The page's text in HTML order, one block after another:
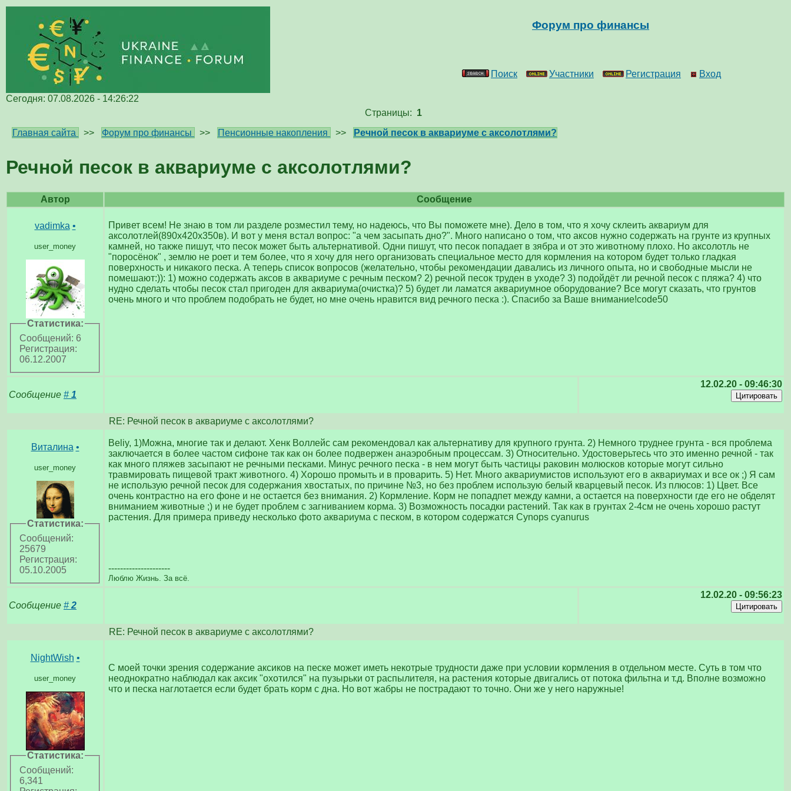
Форум про финансы
Поиск Участники Регистрация Вход
Сегодня: 07.08.2026 - 14:26:22
Страницы: 1
Главная сайта
>> Форум про финансы >> Пенсионные накопления >> Речной песок в аквариуме с аксолотлями?
Речной песок в аквариуме с аксолотлями?
Автор Сообщение
vadimka •
user_money
Статистика:
Сообщений: 6
Регистрация:
06.12.2007
Привет всем! Не знаю в том ли разделе розместил тему, но надеюсь, что Вы поможете мне). Дело в том, что я хочу склеить аквариум для
аксолотлей(890х420х350в). И вот у меня встал вопрос: "а чем засыпать дно?". Много написано о том, что аксов нужно содержать на грунте из крупных
камней, но также пишут, что песок может быть альтернативой. Одни пишут, что песок попадает в зябра и от это животному плохо. Но аксолотль не
"поросёнок" , землю не роет и тем более, что я хочу для него организовать специальное место для кормления на котором будет только гладкая
поверхность и никакого песка. А теперь список вопросов (желательно, чтобы рекомендации давались из личного опыта, но и свободные мысли не
помешают:)): 1) можно содержать аксов в аквариуме с речным песком? 2) речной песок труден в уходе? 3) подойдёт ли речной песок с пляжа? 4) что
нудно сделать чтобы песок стал пригоден для аквариума(очистка)? 5) будет ли ламатся аквариумное оборудование? Все могут сказать, что грунтов
очень много и что проблем подобрать не будет, но мне очень нравится вид речного песка :). Спасибо за Ваше внимание!code50
Сообщение # 1
12.02.20 - 09:46:30
RE: Речной песок в аквариуме с аксолотлями?
Виталина •
user_money
Статистика:
Сообщений:
25679
Регистрация:
05.10.2005
Beliy, 1)Можна, многие так и делают. Хенк Воллейс сам рекомендовал как альтернативу для крупного грунта. 2) Немного труднее грунта - вся проблема
заключается в более частом сифоне так как он более подвержен анаэробным процессам. 3) Относительно. Удостоверьтесь что это именно речной - так
как много пляжев засыпают не речными песками. Минус речного песка - в нем могут быть частицы раковин молюсков которые могут сильно
травмировать пищевой тракт животного. 4) Хорошо промыть и в проварить. 5) Нет. Много аквариумистов используют его в аквариумах и все ок ;) Я сам
не использую речной песок для содержания хвостатых, по причине №3, но без проблем использую белый кварцевый песок. Из плюсов: 1) Цвет. Все
очень контрастно на его фоне и не остается без внимания. 2) Кормление. Корм не попадпет между камни, а остается на поверхности где его не обделят
вниманием животные ;) и не будет проблем с загниванием корма. 3) Возможность посадки растений. Так как в грунтах 2-4см не очень хорошо растут
растения. Для примера приведу несколько фото аквариума с песком, в котором содержатся Cynops cyanurus
---------------------
Люблю Жизнь. За всё.
Сообщение # 2
12.02.20 - 09:56:23
RE: Речной песок в аквариуме с аксолотлями?
NightWish •
user_money
Статистика:
Сообщений:
6,341
С моей точки зрения содержание аксиков на песке может иметь некотрые трудности даже при условии кормления в отдельном месте. Суть в том что
неоднократно наблюдал как аксик "охотился" на пузырьки от распылителя, на растения которые двигались от потока фильтна и т.д. Вполне возможно
что и песка наглотается если будет брать корм с дна. Но вот жабры не пострадают то точно. Они же у него наружные!